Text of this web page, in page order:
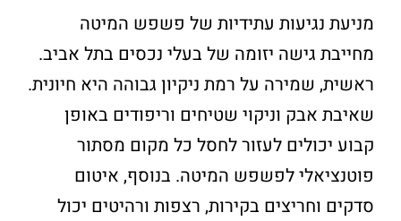
מניעת נגיעות עתידיות של פשפש המיטה
מחייבת גישה יזומה של בעלי נכסים בתל אביב.
ראשית, שמירה על רמת ניקיון גבוהה היא חיונית.
שאיבת אבק וניקוי שטיחים וריפודים באופן
קבוע יכולים לעזור לחסל כל מקום מסתור
פוטנציאלי לפשפש המיטה. בנוסף, איטום
סדקים וחריצים בקירות, רצפות ורהיטים יכול